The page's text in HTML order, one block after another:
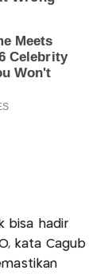
bisa hadir
kata Cagub